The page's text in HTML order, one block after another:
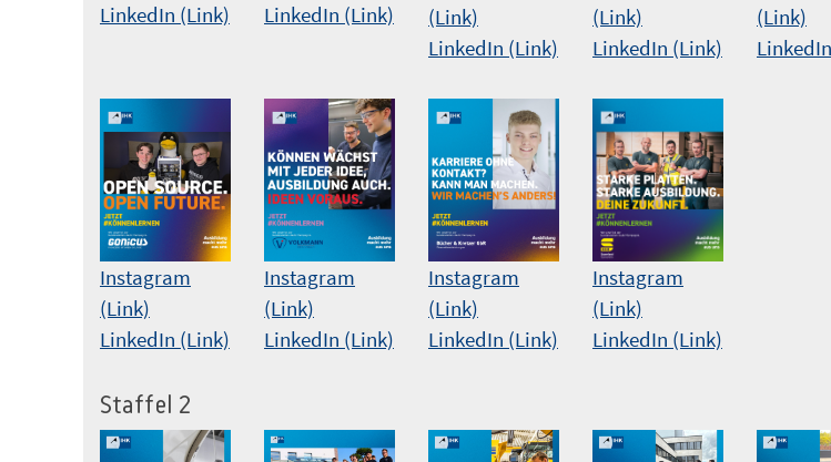
LinkedIn (Link)
LinkedIn (Link)
(Link)
LinkedIn (Link)
(Link)
LinkedIn (Link)
(Link)
Instagram
(Link)
LinkedIn (Link)
Instagram
(Link)
LinkedIn (Link)
Instagram
(Link)
LinkedIn (Link)
Instagram
(Link)
LinkedIn (Link)
Staffel 2